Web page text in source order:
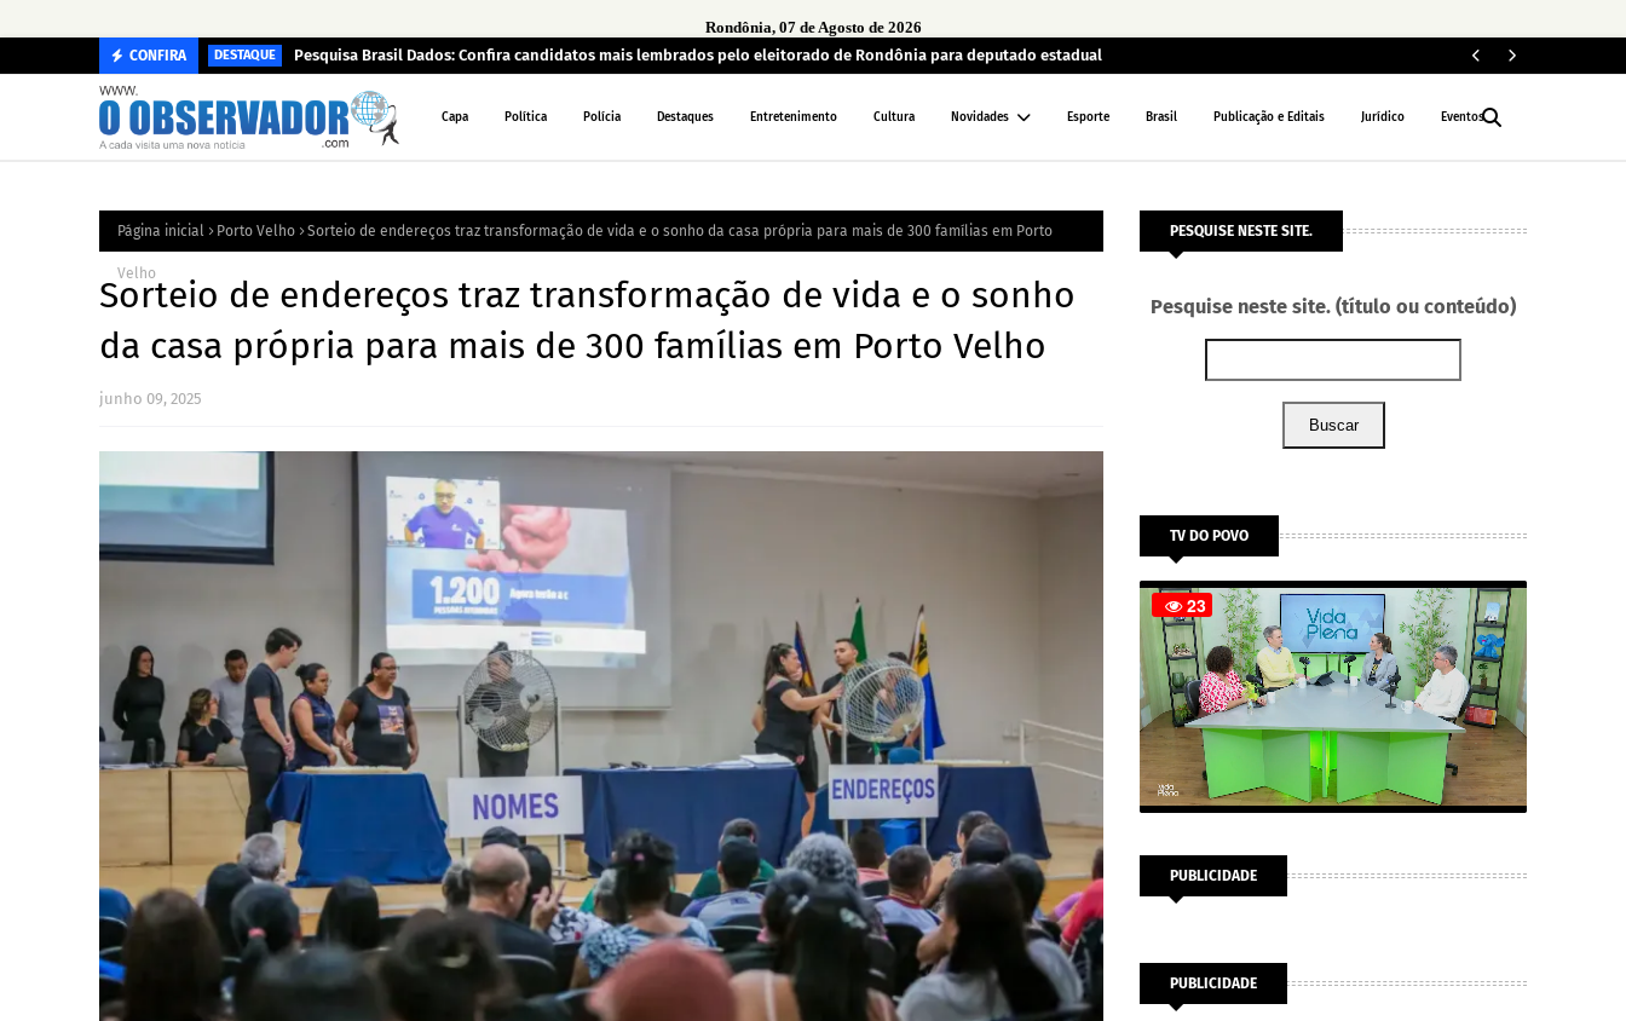
Rondônia, 07 de Agosto de 2026
CONFIRA DESTAQUE Pesquisa Brasil Dados: Confira candidatos mais lembrados pelo eleitorado de Rondônia para deputado estadual
Capa Política Polícia Destaques Entretenimento Cultura Novidades Esporte Brasil Publicação e Editais Jurídico Eventos
Página inicial Porto Velho Sorteio de endereços traz transformação de vida e o sonho da casa própria para mais de 300 famílias em Porto
Velho
Sorteio de endereços traz transformação de vida e o sonho
da casa própria para mais de 300 famílias em Porto Velho
junho 09, 2025
PESQUISE NESTE SITE.
Pesquise neste site. (título ou conteúdo)
Buscar
TV DO POVO
PUBLICIDADE
PUBLICIDADE